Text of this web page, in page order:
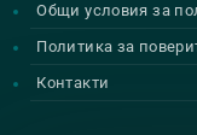
Общи условия за
Политика за
Контакти